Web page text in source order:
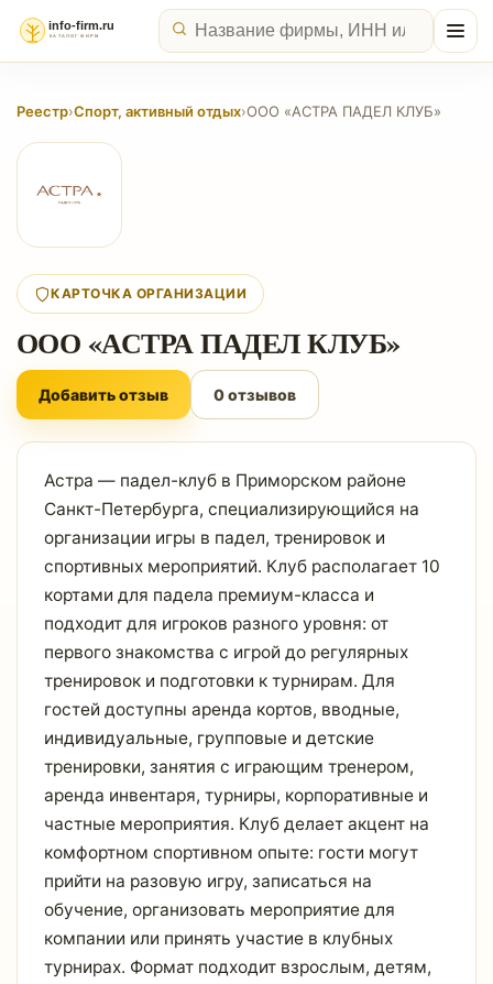
Реестр›Спорт, активный отдых›ООО «АСТРА ПАДЕЛ КЛУБ»
КАРТОЧКА ОРГАНИЗАЦИИ
ООО «АСТРА ПАДЕЛ КЛУБ»
Добавить отзыв 0 отзывов
Астра — падел-клуб в Приморском районе
Санкт-Петербурга, специализирующийся на
организации игры в падел, тренировок и
спортивных мероприятий. Клуб располагает 10
кортами для падела премиум-класса и
подходит для игроков разного уровня: от
первого знакомства с игрой до регулярных
тренировок и подготовки к турнирам. Для
гостей доступны аренда кортов, вводные,
индивидуальные, групповые и детские
тренировки, занятия с играющим тренером,
аренда инвентаря, турниры, корпоративные и
частные мероприятия. Клуб делает акцент на
комфортном спортивном опыте: гости могут
прийти на разовую игру, записаться на
обучение, организовать мероприятие для
компании или принять участие в клубных
турнирах. Формат подходит взрослым, детям,